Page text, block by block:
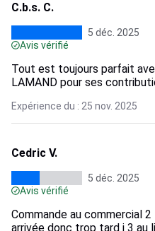
C.b.s. C.
5 déc. 2025
Avis vérifié
Tout est toujours parfait
LAMAND pour ses
Expérience du : 25 nov. 2025
Cedric V.
5 déc. 2025
Avis vérifié
Commande au commercial
arrivée donc trop tard j 3 au